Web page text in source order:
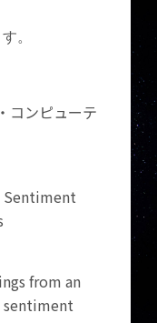
。
コンピューテ
Sentiment
from an
sentiment